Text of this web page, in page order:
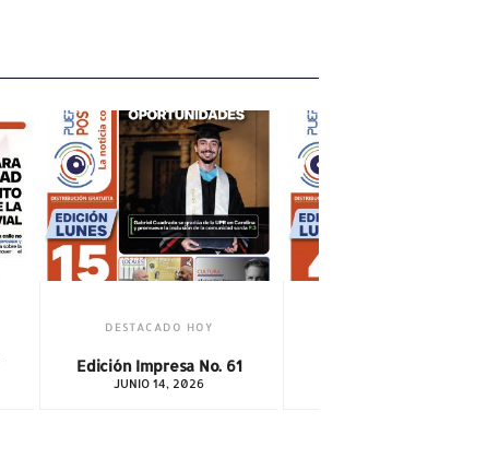
DESTACADO HOY
Edición Impresa No. 60
MAYO 3, 2026